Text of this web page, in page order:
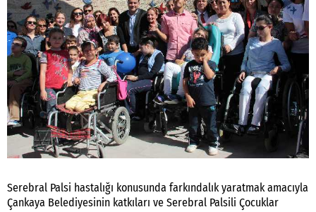
Serebral Palsi hastalığı konusunda farkındalık yaratmak amacıyla
Çankaya Belediyesinin katkıları ve Serebral Palsili Çocuklar